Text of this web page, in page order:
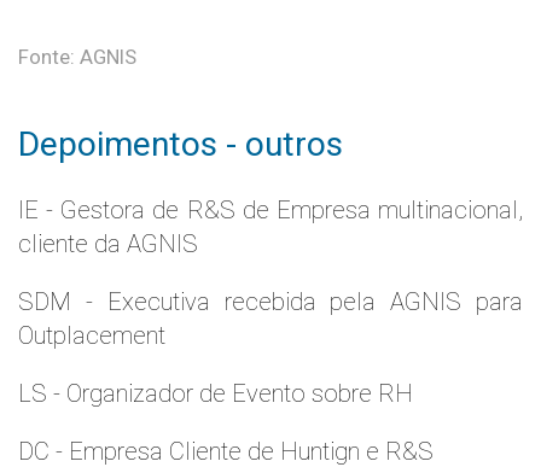
Fonte: AGNIS
Depoimentos - outros
IE - Gestora de R&S de Empresa multinacional,
cliente da AGNIS
SDM - Executiva recebida pela AGNIS para
Outplacement
LS - Organizador de Evento sobre RH
DC - Empresa Cliente de Huntign e R&S